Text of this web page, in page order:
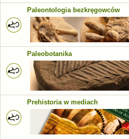
Paleontologia bezkręgowców
Paleobotanika
Prehistoria w mediach